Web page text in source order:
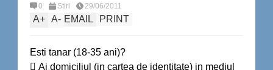
0 Stiri 29/06/2011
A+ A- EMAIL PRINT
Esti tanar (18-35 ani)?
 Ai domiciliul (in cartea de identitate) in mediul